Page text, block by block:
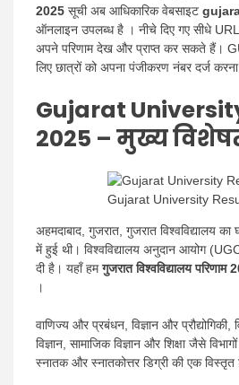
2025 सूची अब आधिकारिक वेबसाइट
ऑनलाइन उपलब्ध है । नीचे दिए गए सीधे URL
अपने परिणाम देख और प्राप्त कर सकते हैं।
लिए छात्रों को अपना पंजीकरण नंबर दर्ज करना
Gujarat
2025 – मुख्य
Gujarat University
अहमदाबाद, गुजरात, गुजरात विश्वविद्यालय
में हुई थी। विश्वविद्यालय अनुदान आयोग
दी है। यहाँ हमगुजरात विश्वविद्यालय परिणाम
।
वाणिज्य और प्रबंधन, विज्ञान और
विज्ञान, सामाजिक विज्ञान और शिक्षा जैसे
स्नातक और स्नातकोत्तर डिग्री की एक